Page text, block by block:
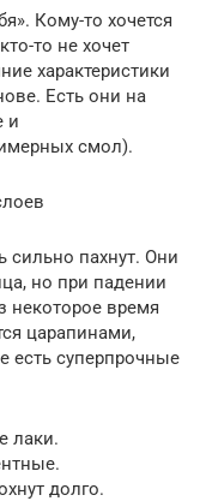
Кому-то хочется
то не хочет
характеристики
Есть они на
и
смол).
сильно пахнут. Они
но при падении
некоторое время
царапинами,
есть суперпрочные
лаки.
долго.